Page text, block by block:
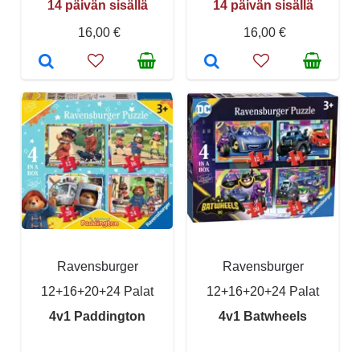
14 päivän sisällä
16,00 €
14 päivän sisällä
16,00 €
Ravensburger
12+16+20+24 Palat
4v1 Paddington
Ravensburger
12+16+20+24 Palat
4v1 Batwheels